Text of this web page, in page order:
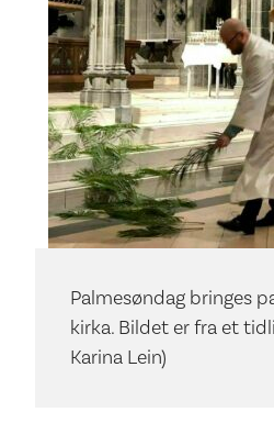
Palmesøndag bringes
kirka. Bildet er fra et
Karina Lein)